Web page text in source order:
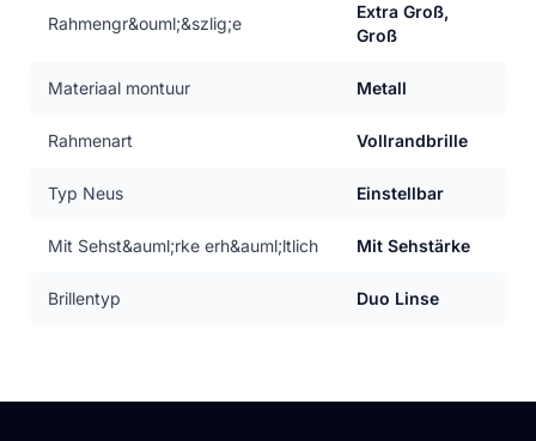
Rahmengr&ouml;&szlig;e
Extra Groß,
Groß
Materiaal montuur Metall
Rahmenart Vollrandbrille
Typ Neus Einstellbar
Mit Sehst&auml;rke erh&auml;ltlich Mit Sehstärke
Brillentyp Duo Linse